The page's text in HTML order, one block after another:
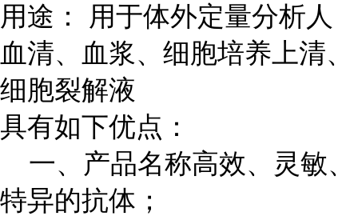
用途：
用于体外定量分析人
血清、血浆、细胞培养上清、
细胞裂解液
具有如下优点：
一、产品名称高效、灵敏、
特异的抗体；